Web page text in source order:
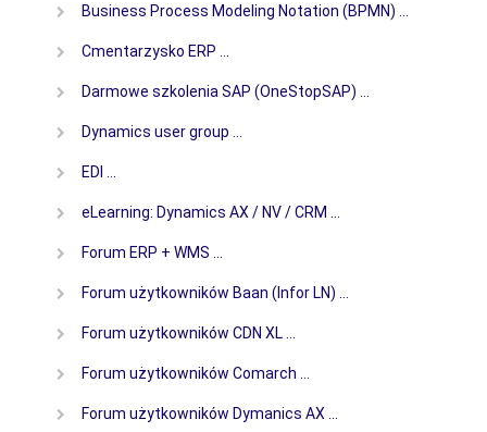
Business Process Modeling Notation (BPMN) …
Cmentarzysko ERP …
Darmowe szkolenia SAP (OneStopSAP) …
Dynamics user group …
EDI …
eLearning: Dynamics AX / NV / CRM …
Forum ERP + WMS …
Forum użytkowników Baan (Infor LN) …
Forum użytkowników CDN XL …
Forum użytkowników Comarch …
Forum użytkowników Dymanics AX …